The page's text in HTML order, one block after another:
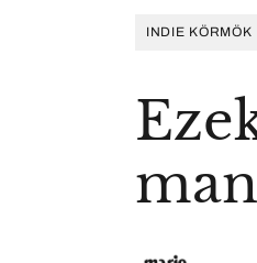
INDIE KÖRMÖK